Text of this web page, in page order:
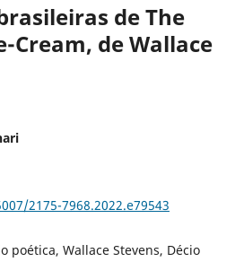
de The
Cream, de Wallace
2175-7968.2022.e79543
poética, Wallace Stevens, Décio